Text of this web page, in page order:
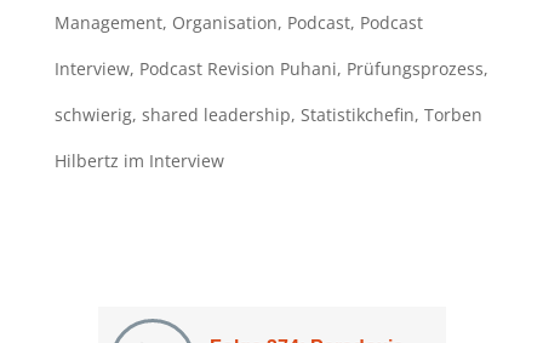
Management, Organisation, Podcast, Podcast
Interview, Podcast Revision Puhani, Prüfungsprozess,
schwierig, shared leadership, Statistikchefin, Torben
Hilbertz im Interview